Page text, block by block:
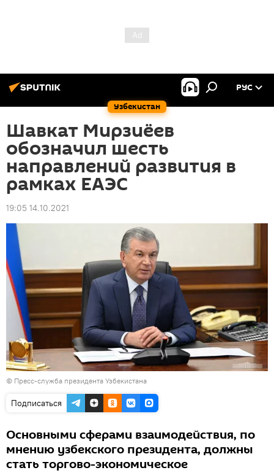
Узбекистан
РУС
Шавкат Мирзиёев
обозначил шесть
направлений развития в
рамках ЕАЭС
19:05 14.10.2021
© Пресс-служба президента Узбекистана
Подписаться
Основными сферами взаимодействия, по
мнению узбекского президента, должны
стать торгово-экономическое